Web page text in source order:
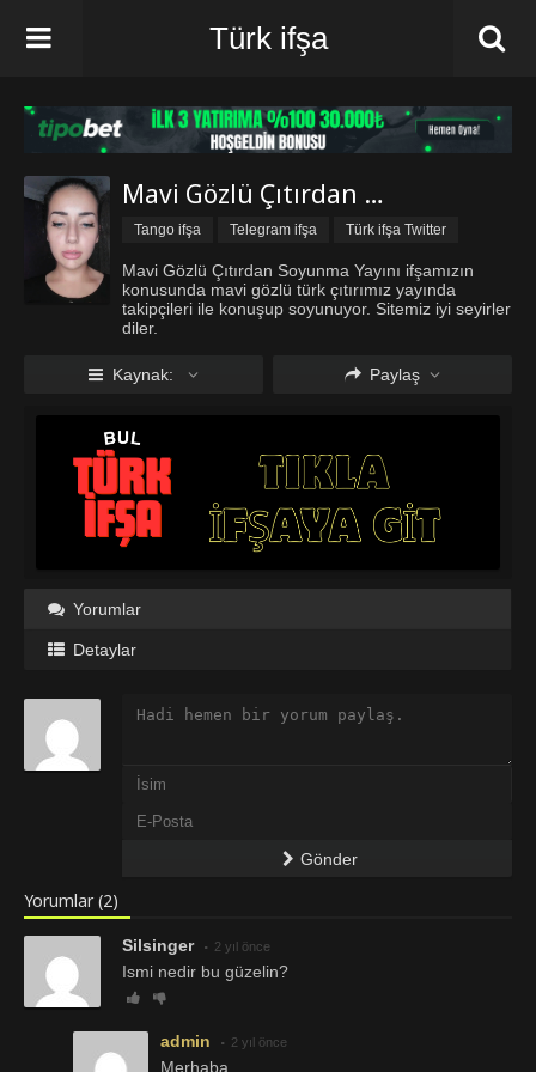
Türk ifşa
Mavi Gözlü Çıtırdan Soyunma Yayını
Tango ifşa Telegram ifşa Türk ifşa Twitter
Mavi Gözlü Çıtırdan Soyunma Yayını ifşamızın
konusunda mavi gözlü türk çıtırımız yayında
takipçileri ile konuşup soyunuyor. Sitemiz iyi seyirler
diler.
Kaynak: Paylaş
Yorumlar
Detaylar
Gönder
Yorumlar (2)
Silsinger 2 yıl önce
Ismi nedir bu güzelin?
admin 2 yıl önce
Merhaba